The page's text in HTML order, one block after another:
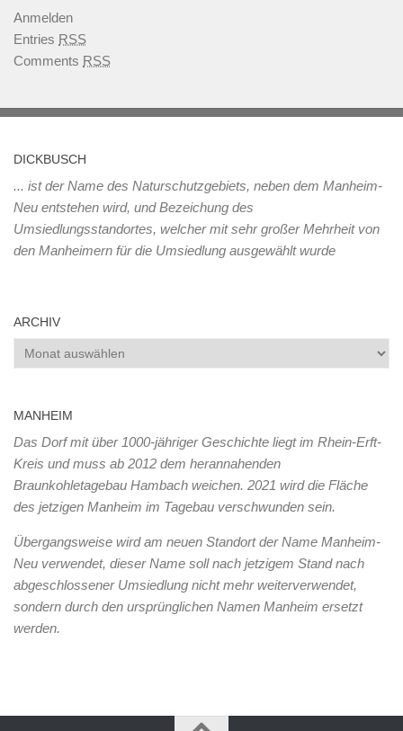
Anmelden
Entries RSS
Comments RSS
DICKBUSCH
... ist der Name des Naturschutzgebiets, neben dem Manheim-
Neu entstehen wird, und Bezeichung des
Umsiedlungsstandortes, welcher mit sehr großer Mehrheit von
den Manheimern für die Umsiedlung ausgewählt wurde
ARCHIV
Archiv
MANHEIM
Das Dorf mit über 1000-jähriger Geschichte liegt im Rhein-Erft-
Kreis und muss ab 2012 dem herannahenden
Braunkohletagebau Hambach weichen. 2021 wird die Fläche
des jetzigen Manheim im Tagebau verschwunden sein.
Übergangsweise wird am neuen Standort der Name Manheim-
Neu verwendet, dieser Name soll nach jetzigem Stand nach
abgeschlossener Umsiedlung nicht mehr weiterverwendet,
sondern durch den ursprünglichen Namen Manheim ersetzt
werden.